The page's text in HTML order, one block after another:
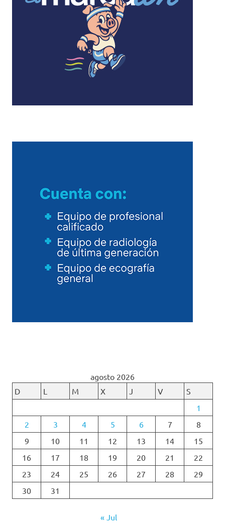
agosto 2026
D
L M X J V
S
1
2
3 4 5 6 7
8
9
10 11 12 13 14
15
16
17 18 19 20 21
22
23
24 25 26 27 28
29
30
31
« Jul